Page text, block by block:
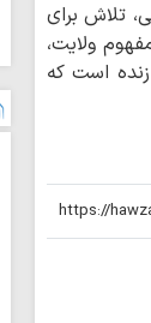
تلاش برای
ولایت،
است که